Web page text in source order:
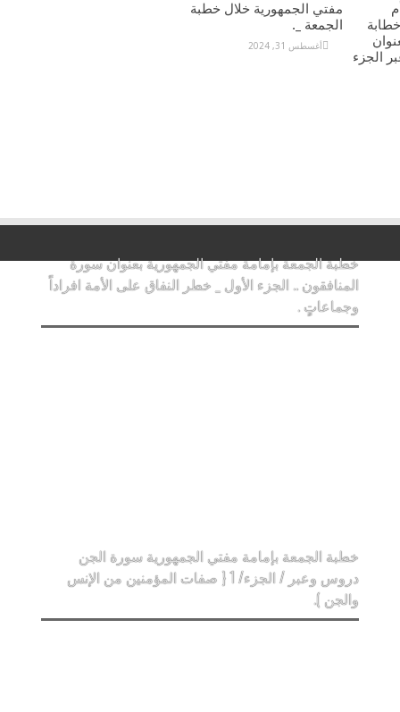
مفتي الجمهورية خلال خطبة
الجمعة _.
أغسطس 31, 2024
الجزء
خطبة الجمعة بإمامة مفتي الجمهورية بعنوان سورة
المنافقون .. الجزء الأول _ خطر النفاق على الأمة افراداً
وجماعاتٍ .
خطبة الجمعة بإمامة مفتي الجمهورية سورة الجن
دروس وعبر / الجزء/ 1 { صفات المؤمنين من الإنس
والجن ).